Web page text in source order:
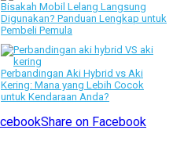
Bisakah Mobil Lelang Langsung
Digunakan? Panduan Lengkap untuk
Pembeli Pemula
Perbandingan Aki Hybrid vs Aki
Kering: Mana yang Lebih Cocok
untuk Kendaraan Anda?
Share on Facebook